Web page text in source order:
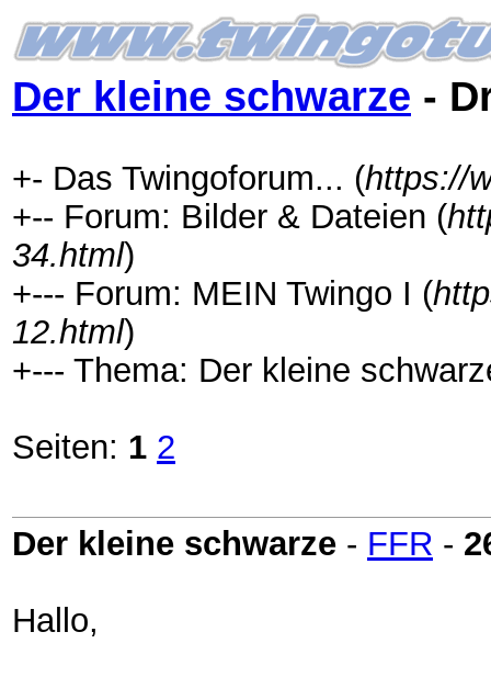
Der kleine schwarze -
+- Das Twingoforum... (https://
+-- Forum: Bilder & Dateien (
34.html)
+--- Forum: MEIN Twingo I (
12.html)
+--- Thema: Der kleine
Seiten: 1 2
Der kleine schwarze - FFR -
Hallo,